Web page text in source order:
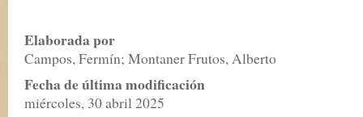
Elaborada por
Campos, Fermín; Montaner Frutos, Alberto
Fecha de última modificación
miércoles, 30 abril 2025